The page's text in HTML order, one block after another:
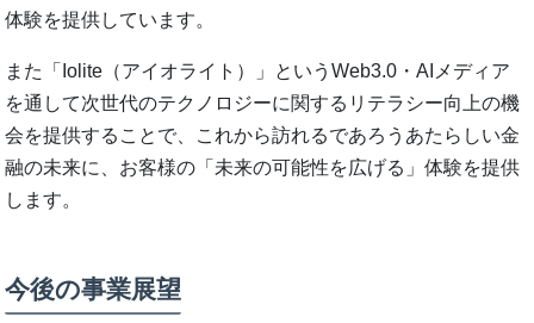
体験を提供しています。
また「Iolite（アイオライト）」というWeb3.0・AIメディア
を通して次世代のテクノロジーに関するリテラシー向上の機
会を提供することで、これから訪れるであろうあたらしい金
融の未来に、お客様の「未来の可能性を広げる」体験を提供
します。
今後の事業展望